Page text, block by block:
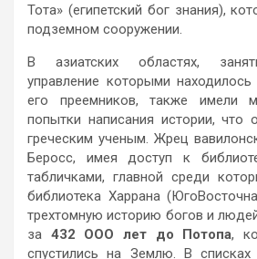
Тота» (египетский бог знания),
подземном сооружении.
В азиатских областях,
управление которыми
его преемников, также имели
попытки написания истории, что
греческим ученым. Жрец
Беросс, имея доступ к
табличками, главной среди
библиотека Харрана
трехтомную историю богов и
за 432 ООО лет до Потопа,
спустились на Землю. В